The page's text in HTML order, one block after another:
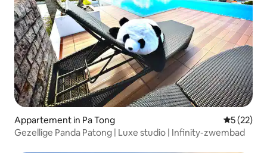
Appartement in Pa Tong
5 (22)
Gezellige Panda Patong | Luxe studio | Infinity-zwembad